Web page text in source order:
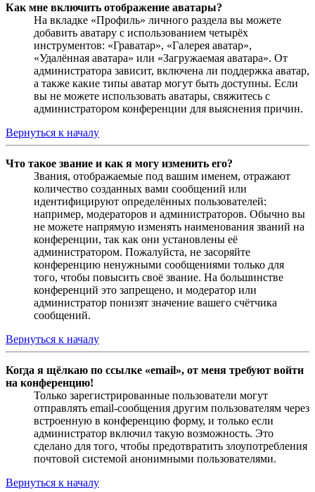
Как мне включить отображение аватары?
На вкладке «Профиль» личного раздела вы можете
добавить аватару с использованием четырёх
инструментов: «Граватар», «Галерея аватар»,
«Удалённая аватара» или «Загружаемая аватара». От
администратора зависит, включена ли поддержка аватар,
а также какие типы аватар могут быть доступны. Если
вы не можете использовать аватары, свяжитесь с
администратором конференции для выяснения причин.
Вернуться к началу
Что такое звание и как я могу изменить его?
Звания, отображаемые под вашим именем, отражают
количество созданных вами сообщений или
идентифицируют определённых пользователей:
например, модераторов и администраторов. Обычно вы
не можете напрямую изменять наименования званий на
конференции, так как они установлены её
администратором. Пожалуйста, не засоряйте
конференцию ненужными сообщениями только для
того, чтобы повысить своё звание. На большинстве
конференций это запрещено, и модератор или
администратор понизят значение вашего счётчика
сообщений.
Вернуться к началу
Когда я щёлкаю по ссылке «email», от меня требуют войти
на конференцию!
Только зарегистрированные пользователи могут
отправлять email-сообщения другим пользователям через
встроенную в конференцию форму, и только если
администратор включил такую возможность. Это
сделано для того, чтобы предотвратить злоупотребления
почтовой системой анонимными пользователями.
Вернуться к началу